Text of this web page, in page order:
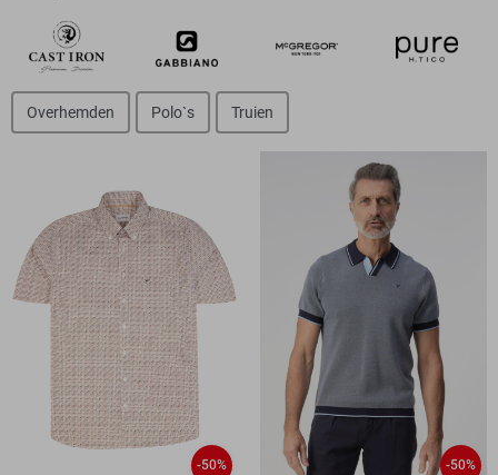
Overhemden Polo`s Truien
-50% -50%